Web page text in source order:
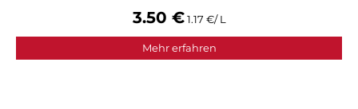
3.50 € 1.17 €/ L
Mehr erfahren